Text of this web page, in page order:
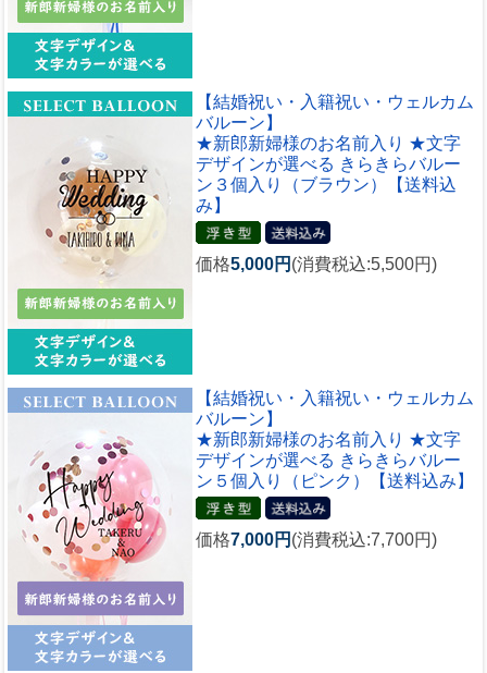
【結婚祝い・入籍祝い・ウェルカム
バルーン】
★新郎新婦様のお名前入り ★文字
デザインが選べる きらきらバルー
ン３個入り（ブラウン）【送料込
み】
価格5,000円 (消費税込:5,500円)
【結婚祝い・入籍祝い・ウェルカム
バルーン】
★新郎新婦様のお名前入り ★文字
デザインが選べる きらきらバルー
ン５個入り（ピンク）【送料込み】
価格7,000円 (消費税込:7,700円)